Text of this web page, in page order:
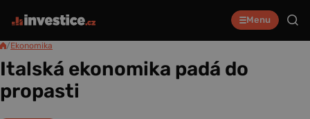
Menu
/Ekonomika
Italská ekonomika padá do
propasti